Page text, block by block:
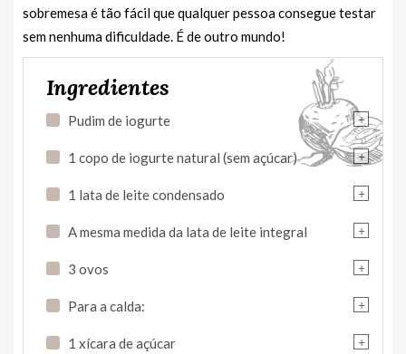
sobremesa é tão fácil que qualquer pessoa consegue testar
sem nenhuma dificuldade. É de outro mundo!
Ingredientes
+
Pudim de iogurte
+
1 copo de iogurte natural (sem açúcar)
+
1 lata de leite condensado
+
A mesma medida da lata de leite integral
+
3 ovos
+
Para a calda:
+
1 xícara de açúcar